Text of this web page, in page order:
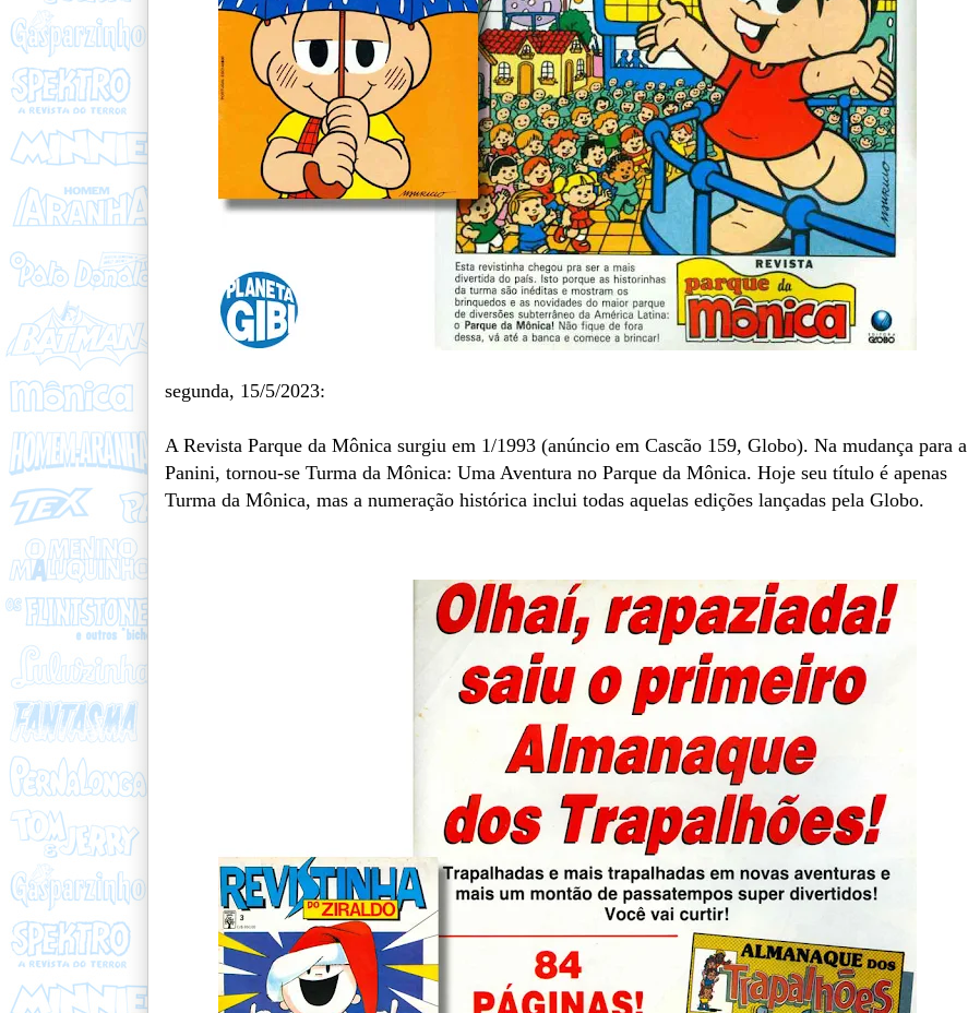
segunda, 15/5/2023:
A Revista Parque da Mônica surgiu em 1/1993 (anúncio em Cascão 159, Globo). Na mudança para a
Panini, tornou-se Turma da Mônica: Uma Aventura no Parque da Mônica. Hoje seu título é apenas
Turma da Mônica, mas a numeração histórica inclui todas aquelas edições lançadas pela Globo.